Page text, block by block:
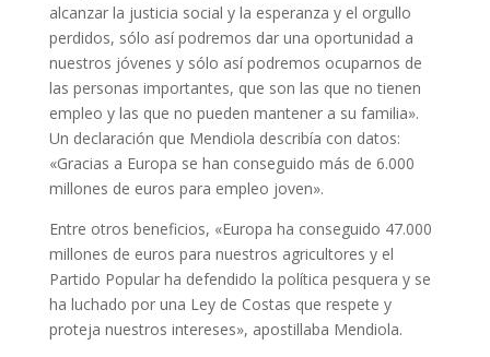
alcanzar la justicia social y la esperanza y el orgullo
perdidos, sólo así podremos dar una oportunidad a
nuestros jóvenes y sólo así podremos ocuparnos de
las personas importantes, que son las que no tienen
empleo y las que no pueden mantener a su familia».
Un declaración que Mendiola describía con datos:
«Gracias a Europa se han conseguido más de 6.000
millones de euros para empleo joven».
Entre otros beneficios, «Europa ha conseguido 47.000
millones de euros para nuestros agricultores y el
Partido Popular ha defendido la política pesquera y se
ha luchado por una Ley de Costas que respete y
proteja nuestros intereses», apostillaba Mendiola.